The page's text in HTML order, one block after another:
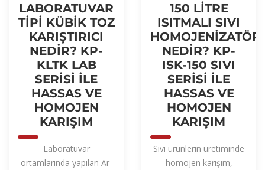
LABORATUVAR
TIPI KÜBIK TOZ
KARIŞTIRICI
NEDIR? KP-
KLTK LAB
SERISI ILE
HASSAS VE
HOMOJEN
KARIŞIM
Laboratuvar
ortamlarında yapılan Ar-
150 LITRE
ISITMALI SIVI
HOMOJENIZATÖR
NEDIR? KP-
ISK-150 SIVI
SERISI ILE
HASSAS VE
HOMOJEN
KARIŞIM
Sıvı ürünlerin üretiminde
homojen karışım,